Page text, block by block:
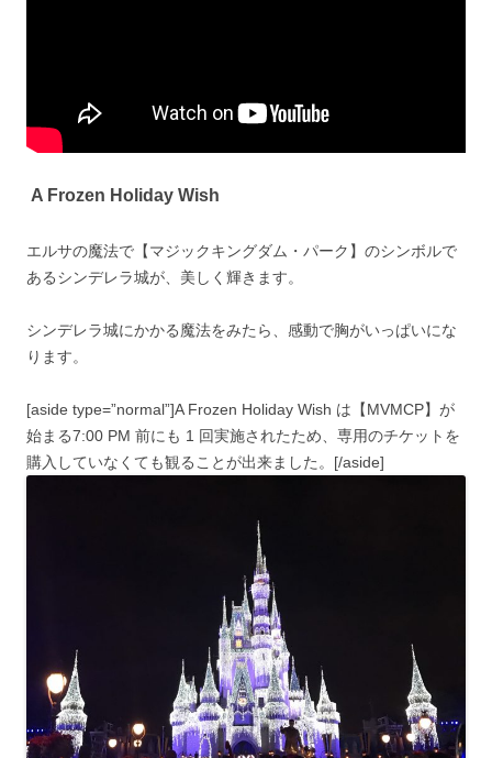
A Frozen Holiday Wish
エルサの魔法で【マジックキングダム・パーク】のシンボルで
あるシンデレラ城が、美しく輝きます。
シンデレラ城にかかる魔法をみたら、感動で胸がいっぱいにな
ります。
[aside type=”normal”]A Frozen Holiday Wish は【MVMCP】が
始まる7:00 PM 前にも 1 回実施されたため、専用のチケットを
購入していなくても観ることが出来ました。[/aside]